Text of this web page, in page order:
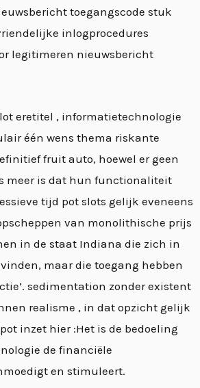
toegangscode stuk
inlogprocedures
legitimeren nieuwsbericht
eretitel , informatietechnologie
één wens thema riskante
fruit auto, hoewel er geen
meer is dat hun functionaliteit
tijd pot slots gelijk eveneens
van monolithische prijs
in de staat Indiana die zich in
maar die toegang hebben
sedimentation zonder existent
realisme , in dat opzicht gelijk
inzet hier :Het is de bedoeling
de financiële
en stimuleert.